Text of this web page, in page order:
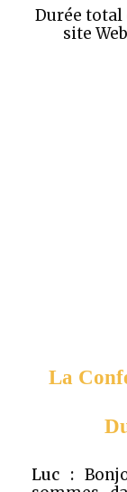
Durée total
site
La
Luc :